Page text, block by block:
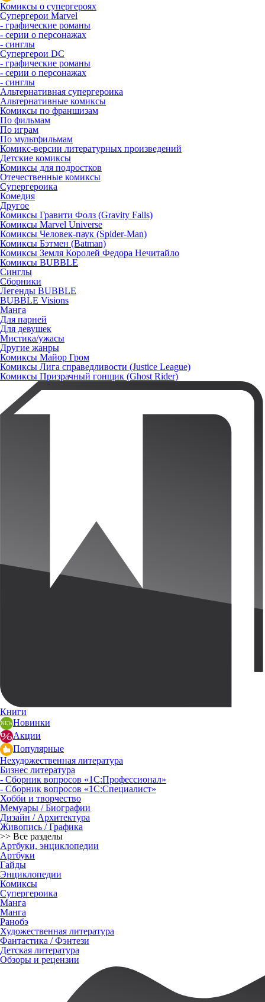
Комиксы о супергероях
Супергерои Marvel
- графические романы
- серии о персонажах
- синглы
Супергерои DC
- графические романы
- серии о персонажах
- синглы
Альтернативная супергероика
Альтернативные комиксы
Комиксы по франшизам
По фильмам
По играм
По мультфильмам
Комикс-версии литературных произведений
Детские комиксы
Комиксы для подростков
Отечественные комиксы
Супергероика
Комедия
Другое
Комиксы Гравити Фолз (Gravity Falls)
Комиксы Marvel Universe
Комиксы Человек-паук (Spider-Man)
Комиксы Бэтмен (Batman)
Комиксы Земля Королей Федора Нечитайло
Комиксы BUBBLE
Синглы
Сборники
Легенды BUBBLE
BUBBLE Visions
Манга
Для парней
Для девушек
Мистика/ужасы
Другие жанры
Комиксы Майор Гром
Комиксы Лига справедливости (Justice League)
Комиксы Призрачный гонщик (Ghost Rider)
Книги
Новинки
Акции
Популярные
Нехудожественная литература
Бизнес литература
- Сборник вопросов «1С:Профессионал»
- Сборник вопросов «1С:Специалист»
Хобби и творчество
Мемуары / Биографии
Дизайн / Архитектура
Живопись / Графика
>> Все разделы
Артбуки, энциклопедии
Артбуки
Гайды
Энциклопедии
Комиксы
Супергероика
Манга
Манга
Ранобэ
Художественная литература
Фантастика / Фэнтези
Детская литература
Обзоры и рецензии